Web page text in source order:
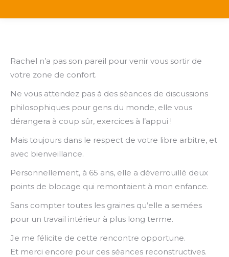
Rachel n’a pas son pareil pour venir vous sortir de
votre zone de confort.
Ne vous attendez pas à des séances de discussions
philosophiques pour gens du monde, elle vous
dérangera à coup sûr, exercices à l’appui !
Mais toujours dans le respect de votre libre arbitre, et
avec bienveillance.
Personnellement, à 65 ans, elle a déverrouillé deux
points de blocage qui remontaient à mon enfance.
Sans compter toutes les graines qu’elle a semées
pour un travail intérieur à plus long terme.
Je me félicite de cette rencontre opportune.
Et merci encore pour ces séances reconstructives.